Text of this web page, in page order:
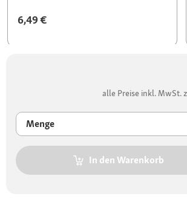
6,49 €
alle Preise inkl. MwSt.
Menge
In den Warenkorb